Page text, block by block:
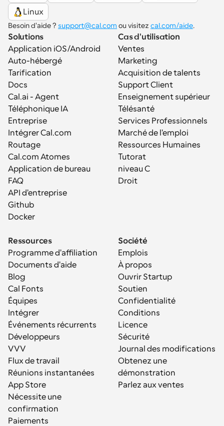
Linux
Besoin d'aide ? support@cal.com ou visitez cal.com/aide.
Solutions
Application iOS/Android
Auto-hébergé
Tarification
Docs
Cal.ai - Agent
Téléphonique IA
Entreprise
Intégrer Cal.com
Routage
Cal.com Atomes
Application de bureau
FAQ
API d'entreprise
Github
Docker
Cas d'utilisation
Ventes
Marketing
Acquisition de talents
Support Client
Enseignement supérieur
Télésanté
Services Professionnels
Marché de l'emploi
Ressources Humaines
Tutorat
niveau C
Droit
Ressources
Programme d'affiliation
Documents d'aide
Blog
Cal Fonts
Équipes
Intégrer
Événements récurrents
Développeurs
VVV
Flux de travail
Réunions instantanées
App Store
Nécessite une
confirmation
Paiements
Société
Emplois
À propos
Ouvrir Startup
Soutien
Confidentialité
Conditions
Licence
Sécurité
Journal des modifications
Obtenez une
démonstration
Parlez aux ventes